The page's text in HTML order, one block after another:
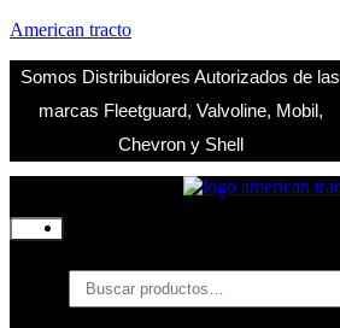
American tracto
Somos Distribuidores Autorizados de las
marcas Fleetguard, Valvoline, Mobil,
Chevron y Shell
Productos
Filtros